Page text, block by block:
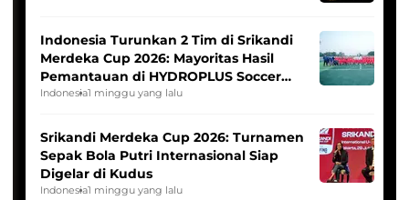
Indonesia Turunkan 2 Tim di Srikandi
Merdeka Cup 2026: Mayoritas Hasil
Pemantauan di HYDROPLUS Soccer
League
Indonesia1 minggu yang lalu
Srikandi Merdeka Cup 2026: Turnamen
Sepak Bola Putri Internasional Siap
Digelar di Kudus
Indonesia1 minggu yang lalu